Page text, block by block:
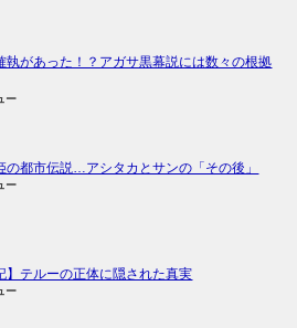
執があった！？アガサ黒幕説には数々の根拠
ー
の都市伝説…アシタカとサンの「その後」
ー
】テルーの正体に隠された真実
ー